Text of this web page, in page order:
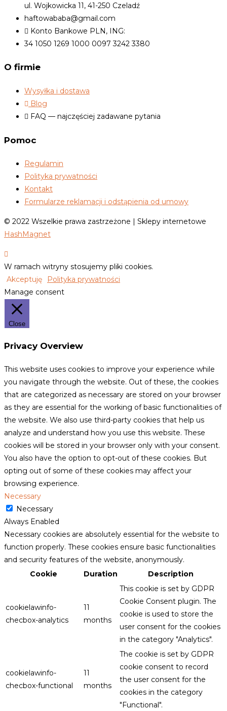
ul. Wojkowicka 11, 41-250 Czeladź
haftowababa@gmail.com
Konto Bankowe PLN, ING:
34 1050 1269 1000 0097 3242 3380
O firmie
Wysyłka i dostawa
Blog
FAQ — najczęściej zadawane pytania
Pomoc
Regulamin
Polityka prywatności
Kontakt
Formularze reklamacji i odstąpienia od umowy
© 2022 Wszelkie prawa zastrzeżone | Sklepy internetowe
HashMagnet
W ramach witryny stosujemy pliki cookies.
Akceptuję
Polityka prywatności
Manage consent
Close
Privacy Overview
This website uses cookies to improve your experience while
you navigate through the website. Out of these, the cookies
that are categorized as necessary are stored on your browser
as they are essential for the working of basic functionalities of
the website. We also use third-party cookies that help us
analyze and understand how you use this website. These
cookies will be stored in your browser only with your consent.
You also have the option to opt-out of these cookies. But
opting out of some of these cookies may affect your
browsing experience.
Necessary
Necessary
Always Enabled
Necessary cookies are absolutely essential for the website to
function properly. These cookies ensure basic functionalities
and security features of the website, anonymously.
Cookie
Duration Description
cookielawinfo-
checbox-analytics
11
months
This cookie is set by GDPR
Cookie Consent plugin. The
cookie is used to store the
user consent for the cookies
in the category "Analytics".
cookielawinfo-
checbox-functional
11
months
The cookie is set by GDPR
cookie consent to record
the user consent for the
cookies in the category
"Functional".